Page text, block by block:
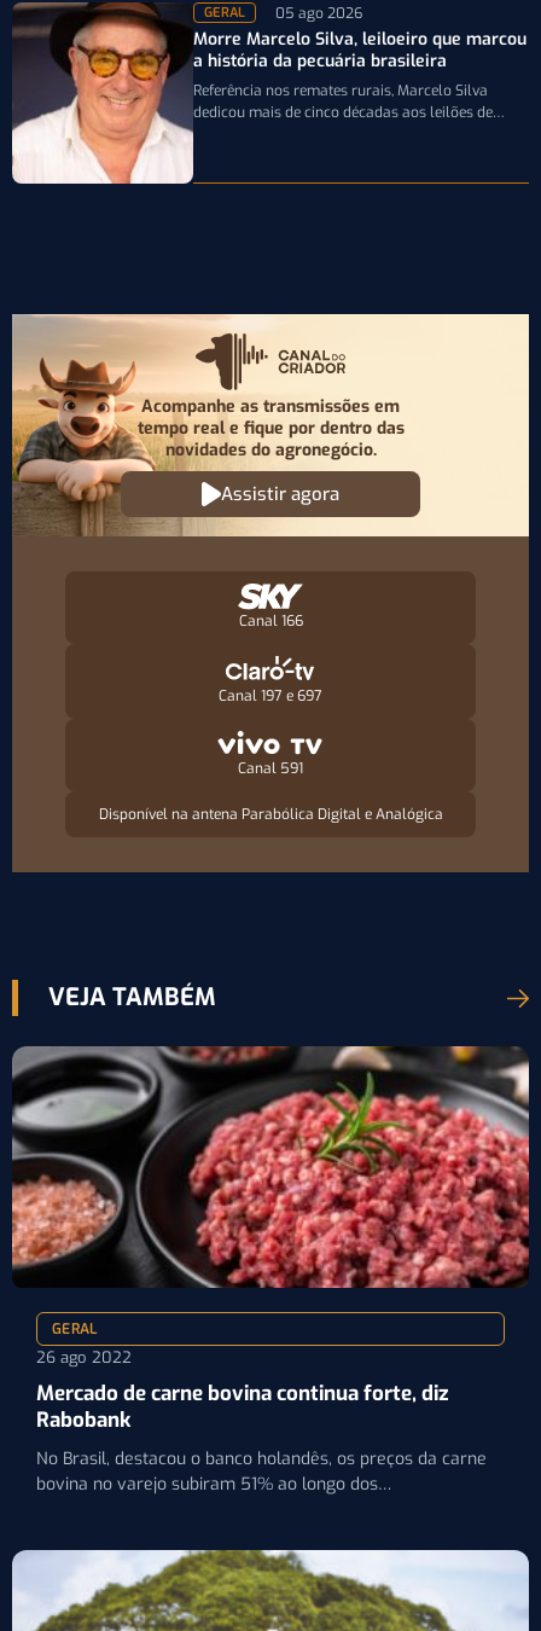
GERAL 05 ago 2026
Morre Marcelo Silva, leiloeiro que marcou
a história da pecuária brasileira
Referência nos remates rurais, Marcelo Silva
dedicou mais de cinco décadas aos leilões de
Acompanhe as transmissões em
tempo real e fique por dentro das
novidades do agronegócio.
Assistir agora
Canal 166
Canal 197 e 697
Canal 591
Disponível na antena Parabólica Digital e Analógica
VEJA TAMBÉM
GERAL
26 ago 2022
Mercado de carne bovina continua forte, diz
Rabobank
No Brasil, destacou o banco holandês, os preços da carne
bovina no varejo subiram 51% ao longo dos…